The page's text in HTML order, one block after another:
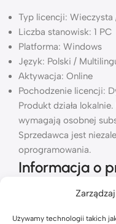
Używamy technologii takich
Typ licencji:
Liczba stanowisk: 1 PC
Platforma: Windows
Język: Polski /
Aktywacja: Online
Pochodzenie licencji:
Produkt działa
wymagają osobnej
Sprzedawca jest
oprogramowania.
Informacja o
od umowy
Zgodnie z art. 38 pkt